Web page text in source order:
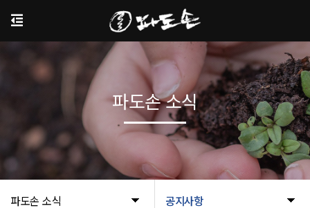
파도손 소식 공지사항
파도손 소식